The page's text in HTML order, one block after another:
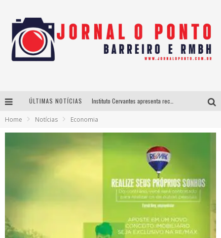
ÚLTIMAS NOTÍCIAS
Projeta Cultura abre inscrições gratuitas em São João del-Rei para oficinas de elaboração de projetos culturais e inteligência artificial
Home Notícias Economia